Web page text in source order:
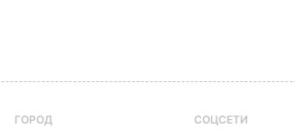
ГОРОД СОЦСЕТИ